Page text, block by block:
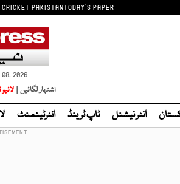
CRICKET PAKISTANTODAY'S PAPER
08, 2026
اشتہار لگائیں |
انٹر نیشنل ٹاپ ٹرینڈ انٹرٹینمنٹ